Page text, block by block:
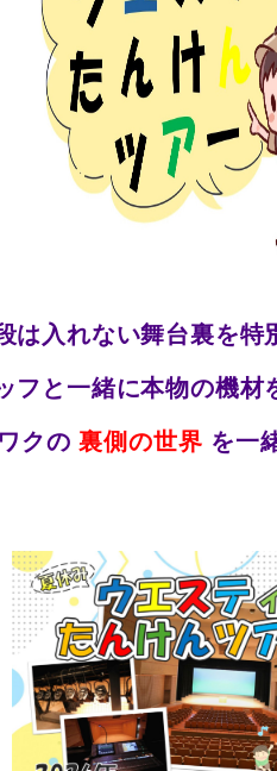
は入れない舞台裏を特
フと一緒に本物の機材
クの 裏側の世界 を一